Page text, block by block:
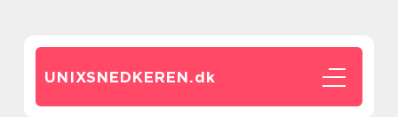
UNIXSNEDKEREN.dk